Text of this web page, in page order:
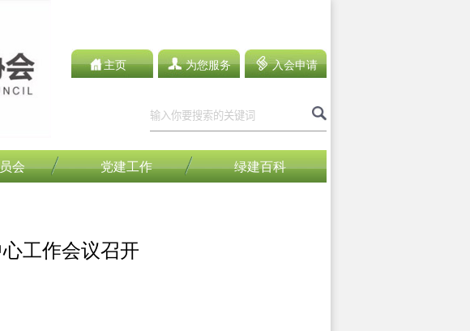
主页 为您服务 入会申请
会 党建工作 绿建百科
工作会议召开